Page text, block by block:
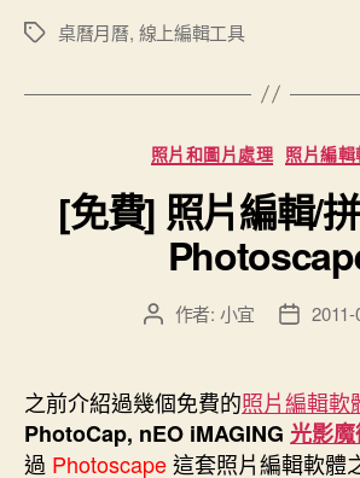
桌
曆
線
上
編
工
標
桌曆月曆, 線上編輯工具
分
類
照片和圖片處理 照片編
[免費] 照片編輯/
文
者
作者: 小宜
文
佈
日
期
2011-
之前介紹過幾個免費的照片編輯軟
PhotoCap, nEO iMAGING 光影
過 Photoscape這套照片編輯軟體